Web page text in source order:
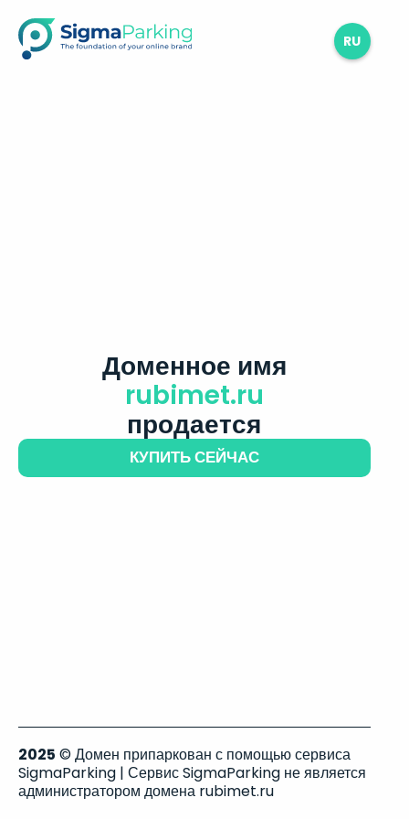
RU
Доменное имя
rubimet.ru
продается
КУПИТЬ СЕЙЧАС
2025 © Домен припаркован с помощью сервиса
SigmaParking | Сервис SigmaParking не является
администратором домена rubimet.ru